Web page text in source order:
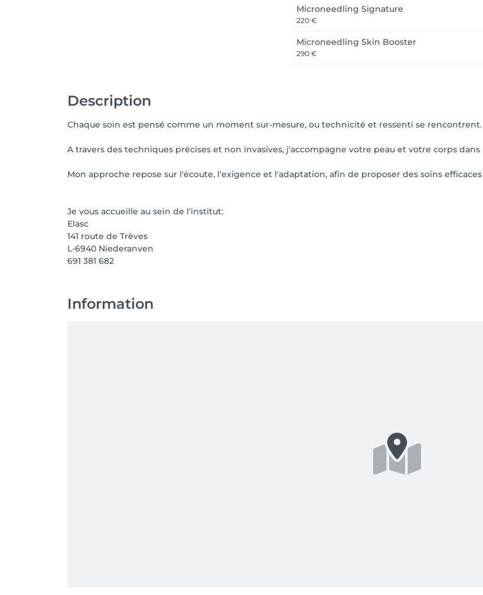
Microneedling Signature
220 €
Microneedling Skin Booster
290 €
Description
Chaque soin est pensé comme un moment sur-mesure, ou technicité et ressenti se rencontrent.
A travers des techniques précises et non invasives, j'accompagne votre peau et votre corps
Mon approche repose sur l'écoute, l'exigence et l'adaptation, afin de proposer des soins
Je vous accueille au sein de l'institut:
Elasc
141 route de Trèves
L-6940 Niederanven
691 381 682
Information